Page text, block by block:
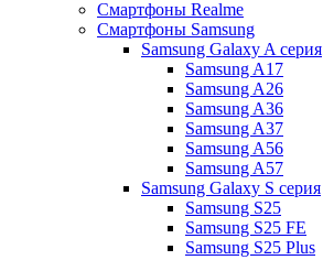
Смартфоны Realme
Смартфоны Samsung
Samsung Galaxy A серия
Samsung A17
Samsung A26
Samsung A36
Samsung A37
Samsung A56
Samsung A57
Samsung Galaxy S серия
Samsung S25
Samsung S25 FE
Samsung S25 Plus